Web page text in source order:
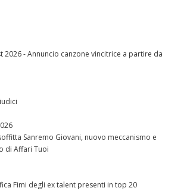
2026 - Annuncio canzone vincitrice a partire da
Sanremo Giovani, nuovo meccanismo e
di Affari Tuoi
Fimi degli ex talent presenti in top 20